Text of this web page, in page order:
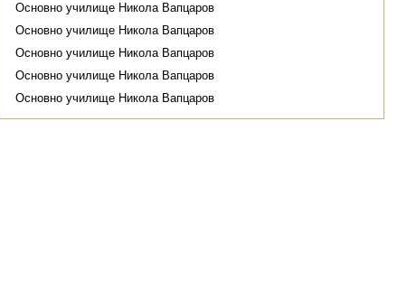
Основно училище Никола Вапцаров
Основно училище Никола Вапцаров
Основно училище Никола Вапцаров
Основно училище Никола Вапцаров
Основно училище Никола Вапцаров